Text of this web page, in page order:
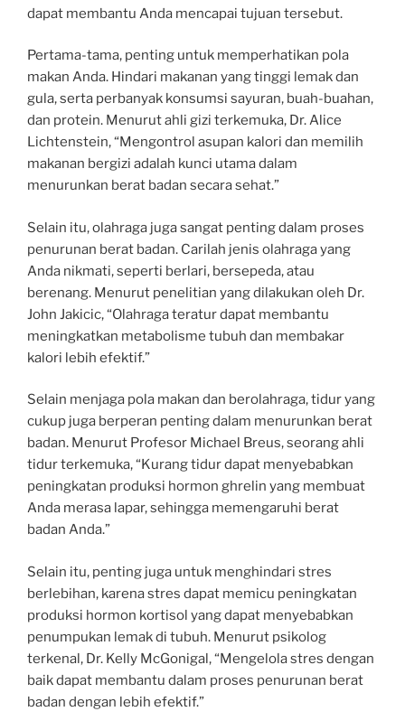
dapat membantu Anda mencapai tujuan tersebut.
Pertama-tama, penting untuk memperhatikan pola
makan Anda. Hindari makanan yang tinggi lemak dan
gula, serta perbanyak konsumsi sayuran, buah-buahan,
dan protein. Menurut ahli gizi terkemuka, Dr. Alice
Lichtenstein, “Mengontrol asupan kalori dan memilih
makanan bergizi adalah kunci utama dalam
menurunkan berat badan secara sehat.”
Selain itu, olahraga juga sangat penting dalam proses
penurunan berat badan. Carilah jenis olahraga yang
Anda nikmati, seperti berlari, bersepeda, atau
berenang. Menurut penelitian yang dilakukan oleh Dr.
John Jakicic, “Olahraga teratur dapat membantu
meningkatkan metabolisme tubuh dan membakar
kalori lebih efektif.”
Selain menjaga pola makan dan berolahraga, tidur yang
cukup juga berperan penting dalam menurunkan berat
badan. Menurut Profesor Michael Breus, seorang ahli
tidur terkemuka, “Kurang tidur dapat menyebabkan
peningkatan produksi hormon ghrelin yang membuat
Anda merasa lapar, sehingga memengaruhi berat
badan Anda.”
Selain itu, penting juga untuk menghindari stres
berlebihan, karena stres dapat memicu peningkatan
produksi hormon kortisol yang dapat menyebabkan
penumpukan lemak di tubuh. Menurut psikolog
terkenal, Dr. Kelly McGonigal, “Mengelola stres dengan
baik dapat membantu dalam proses penurunan berat
badan dengan lebih efektif.”